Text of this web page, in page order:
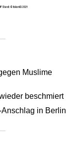
Muslime
beschmiert
in Berlin